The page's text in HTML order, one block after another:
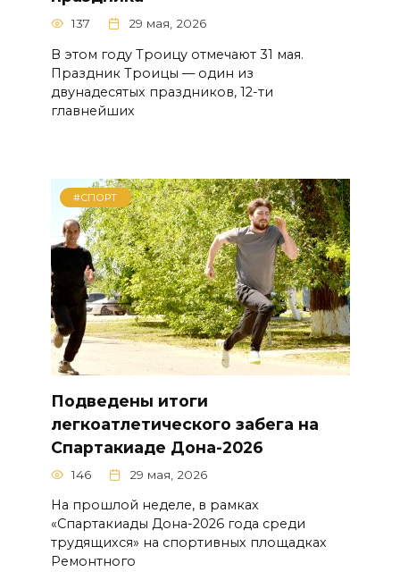
137 29 мая, 2026
В этом году Троицу отмечают 31 мая.
Праздник Троицы — один из
двунадесятых праздников, 12-ти
главнейших
#СПОРТ
Подведены итоги
легкоатлетического забега на
Спартакиаде Дона-2026
146 29 мая, 2026
На прошлой неделе, в рамках
«Спартакиады Дона-2026 года среди
трудящихся» на спортивных площадках
Ремонтного